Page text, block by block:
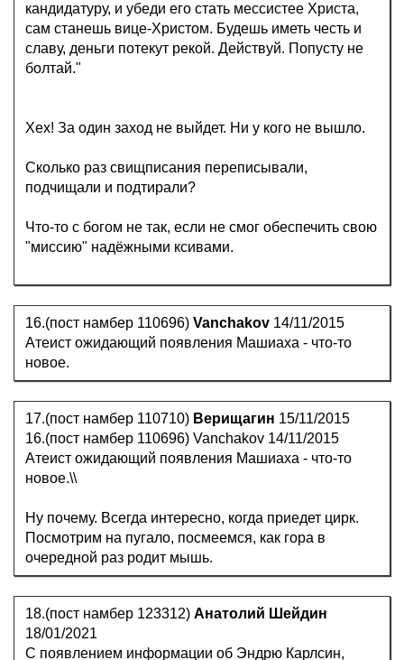
кандидатуру, и убеди его стать мессистее Христа,
сам станешь вице-Христом. Будешь иметь честь и
славу, деньги потекут рекой. Действуй. Попусту не
болтай."
Хех! За один заход не выйдет. Ни у кого не вышло.
Сколько раз свищписания переписывали,
подчищали и подтирали?
Что-то с богом не так, если не смог обеспечить свою
"миссию" надёжными ксивами.
16.(пост намбер 110696) Vanchakov 14/11/2015
Атеист ожидающий появления Машиаха - что-то
новое.
17.(пост намбер 110710) Верищагин 15/11/2015
16.(пост намбер 110696) Vanchakov 14/11/2015
Атеист ожидающий появления Машиаха - что-то
новое.\\
Ну почему. Всегда интересно, когда приедет цирк.
Посмотрим на пугало, посмеемся, как гора в
очередной раз родит мышь.
18.(пост намбер 123312) Анатолий Шейдин
18/01/2021
С появлением информации об Эндрю Карлсин,